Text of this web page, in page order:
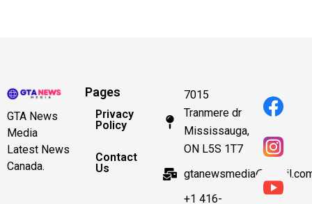
GTA News
Media
Latest News
Canada.
Pages
Privacy
Policy
Contact
Us
7015
Tranmere dr
Mississauga,
ON L5S 1T7
+1 416-